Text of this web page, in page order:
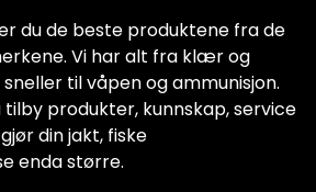
du de beste produktene fra de
Vi har alt fra klær og
til våpen og ammunisjon.
tilby produkter, kunnskap, service
din jakt, fiske
enda større.